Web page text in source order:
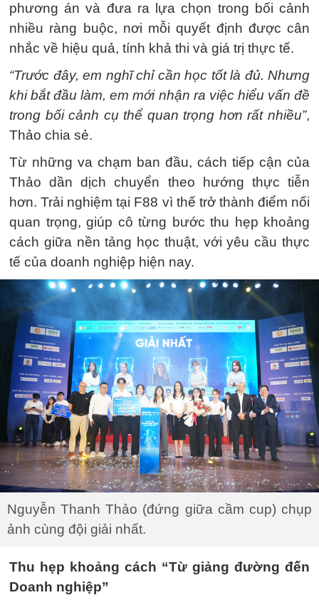
phương án và đưa ra lựa chọn trong bối cảnh
nhiều ràng buộc, nơi mỗi quyết định được cân
nhắc về hiệu quả, tính khả thi và giá trị thực tế.
“Trước đây, em nghĩ chỉ cần học tốt là đủ. Nhưng
khi bắt đầu làm, em mới nhận ra việc hiểu vấn đề
trong bối cảnh cụ thể quan trọng hơn rất nhiều”,
Thảo chia sẻ.
Từ những va chạm ban đầu, cách tiếp cận của
Thảo dần dịch chuyển theo hướng thực tiễn
hơn. Trải nghiệm tại F88 vì thế trở thành điểm nối
quan trọng, giúp cô từng bước thu hẹp khoảng
cách giữa nền tảng học thuật, với yêu cầu thực
tế của doanh nghiệp hiện nay.
Nguyễn Thanh Thảo (đứng giữa cầm cup) chụp
ảnh cùng đội giải nhất.
Thu hẹp khoảng cách “Từ giảng đường đến
Doanh nghiệp”